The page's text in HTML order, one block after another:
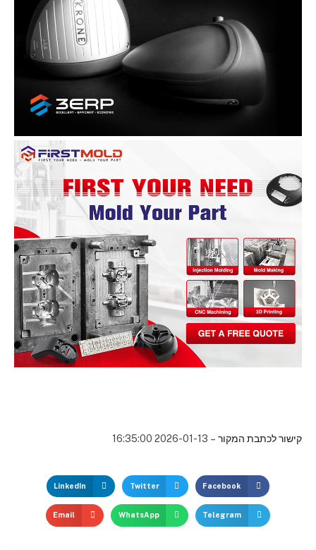
קישור לכתבת המקור – 2026-01-13 16:35:00
Facebook
Twitter
LinkedIn
Telegram
WhatsApp
Email